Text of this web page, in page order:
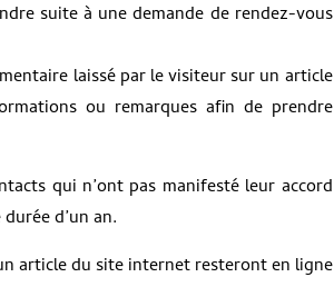
suite à une demande de rendez-vous
laissé par le visiteur sur un article
ou remarques afin de prendre
qui n’ont pas manifesté leur accord
d’un an.
article du site internet resteront en ligne